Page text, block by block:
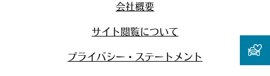
会社概要
サイト閲覧について
プライバシー・ステートメント